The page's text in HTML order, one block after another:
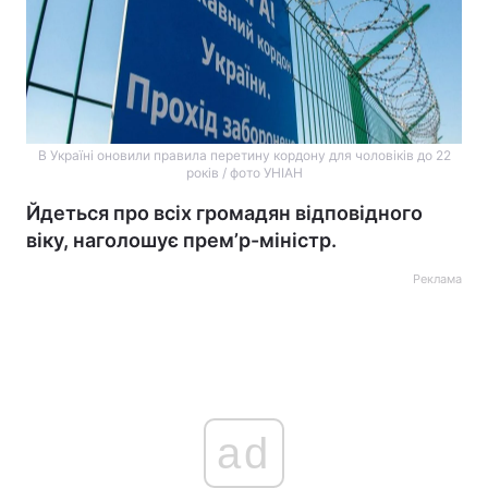
В Україні оновили правила перетину кордону для чоловіків до 22
років / фото УНІАН
Йдеться про всіх громадян відповідного
віку, наголошує прем’р-міністр.
Реклама
ad